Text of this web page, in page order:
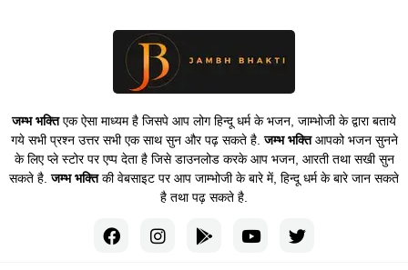
जम्भ भक्तिएक ऐसा माध्यम है जिसपे आप लोग हिन्दू धर्म के भजन, जाम्भोजी के द्वारा बताये
गये सभी प्रश्न उत्तर सभी एक साथ सुन और पढ़ सकते है.जम्भ भक्तिआपको भजन सुनने
के लिए प्ले स्टोर पर एप्प देता है जिसे डाउनलोड करके आप भजन, आरती तथा सखी सुन
सकते है.जम्भ भक्तिकी वेबसाइट पर आप जाम्भोजी के बारे में, हिन्दू धर्म के बारे जान सकते
है तथा पढ़ सकते है.